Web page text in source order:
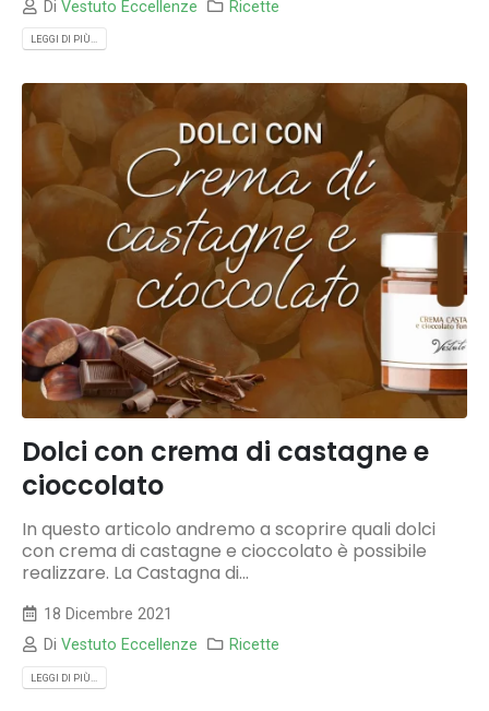
DiVestuto Eccellenze Ricette
LEGGI DI PIÙ...
Dolci con crema di castagne e
cioccolato
In questo articolo andremo a scoprire quali dolci
con crema di castagne e cioccolato è possibile
realizzare. La Castagna di...
18 Dicembre 2021
DiVestuto Eccellenze Ricette
LEGGI DI PIÙ...